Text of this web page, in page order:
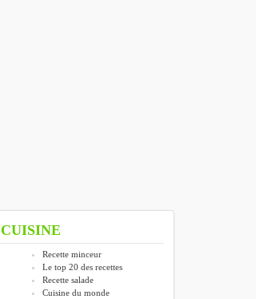
CUISINE
Recette minceur
Le top 20 des recettes
Recette salade
Cuisine du monde